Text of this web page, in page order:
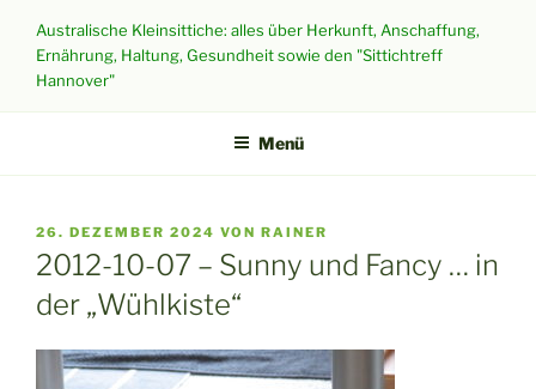
Inhalt
springen
Australische Kleinsittiche: alles über Herkunft, Anschaffung,
Ernährung, Haltung, Gesundheit sowie den "Sittichtreff
Hannover"
Menü
VERÖFFENTLICHT
AM
26. DEZEMBER 2024 VON RAINER
2012-10-07 – Sunny und Fancy … in
der „Wühlkiste“